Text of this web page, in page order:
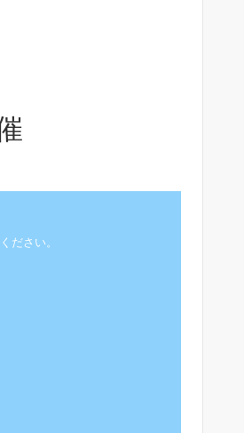
ださい。